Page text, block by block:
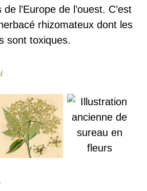
l’Europe de l’ouest. C’est
rhizomateux dont les
sont toxiques.